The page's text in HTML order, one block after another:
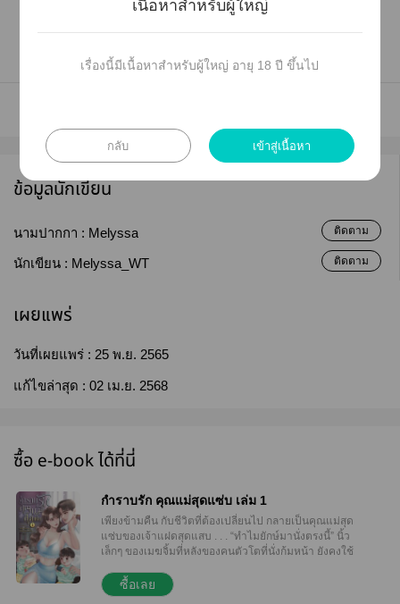
ข้อมูลนักเขียน
นามปากกา : Melyssa ติดตาม
นักเขียน : Melyssa_WT ติดตาม
เผยแพร่
วันที่เผยแพร่ : 25 พ.ย. 2565
แก้ไขล่าสุด : 02 เม.ย. 2568
ซื้อ e-book ได้ที่นี่
กำราบรัก คุณแม่สุดแซ่บ เล่ม 1
เพียงข้ามคืน กับชีวิตที่ต้องเปลี่ยนไป กลายเป็นคุณแม่สุด
แซ่บของเจ้าแฝดสุดแสบ . . . “ทำไมยักษ์มานั่งตรงนี้” นิ้ว
เล็กๆ ของเมฆจิ้มที่หลังของคนตัวโตที่นั่งก้มหน้า ยังคงใช้
จากศีรษะที่กุมไว้อย่างคิดไม่ตก ไม่คิดว่าสิ่งที่เขาทำจะ
ทำให้มุกกลัวมากถึงเพียงนี้ ในตอนแรกคิดว่าถ้าเข้าทาง
ซื้อเลย
เนื้อหาสำหรับผู้ใหญ่
เรื่องนี้มีเนื้อหาสำหรับผู้ใหญ่ อายุ 18 ปี ขึ้นไป
กลับ เข้าสู่เนื้อหา